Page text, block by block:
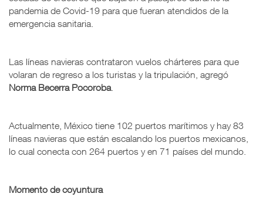
pandemia de Covid-19 para que fueran atendidos de la
emergencia sanitaria.
Las líneas navieras contrataron vuelos chárteres para que
volaran de regreso a los turistas y la tripulación, agregó
Norma Becerra Pocoroba.
Actualmente, México tiene 102 puertos marítimos y hay 83
líneas navieras que están escalando los puertos mexicanos,
lo cual conecta con 264 puertos y en 71 países del mundo.
Momento de coyuntura